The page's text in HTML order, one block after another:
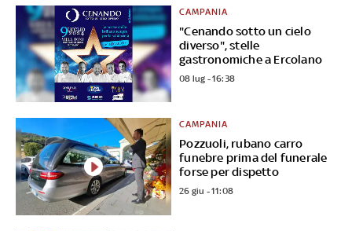
"Cenando sotto un cielo
diverso", stelle
gastronomiche a Ercolano
CAMPANIA
08 lug - 16:38
Pozzuoli, rubano carro
funebre prima del funerale
forse per dispetto
CAMPANIA
26 giu - 11:08